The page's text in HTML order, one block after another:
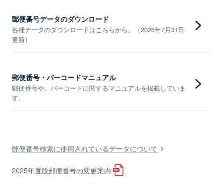
郵便番号データのダウンロード
各種データのダウンロードはこちらから。（2026年7月31日
更新）
郵便番号・バーコードマニュアル
郵便番号や、バーコードに関するマニュアルを掲載していま
す。
郵便番号検索に使用されているデータについて
2025年度版郵便番号の変更案内